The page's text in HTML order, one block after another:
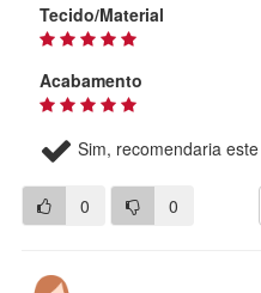
Tecido/Material
Acabamento
Sim, recomendaria
0 0